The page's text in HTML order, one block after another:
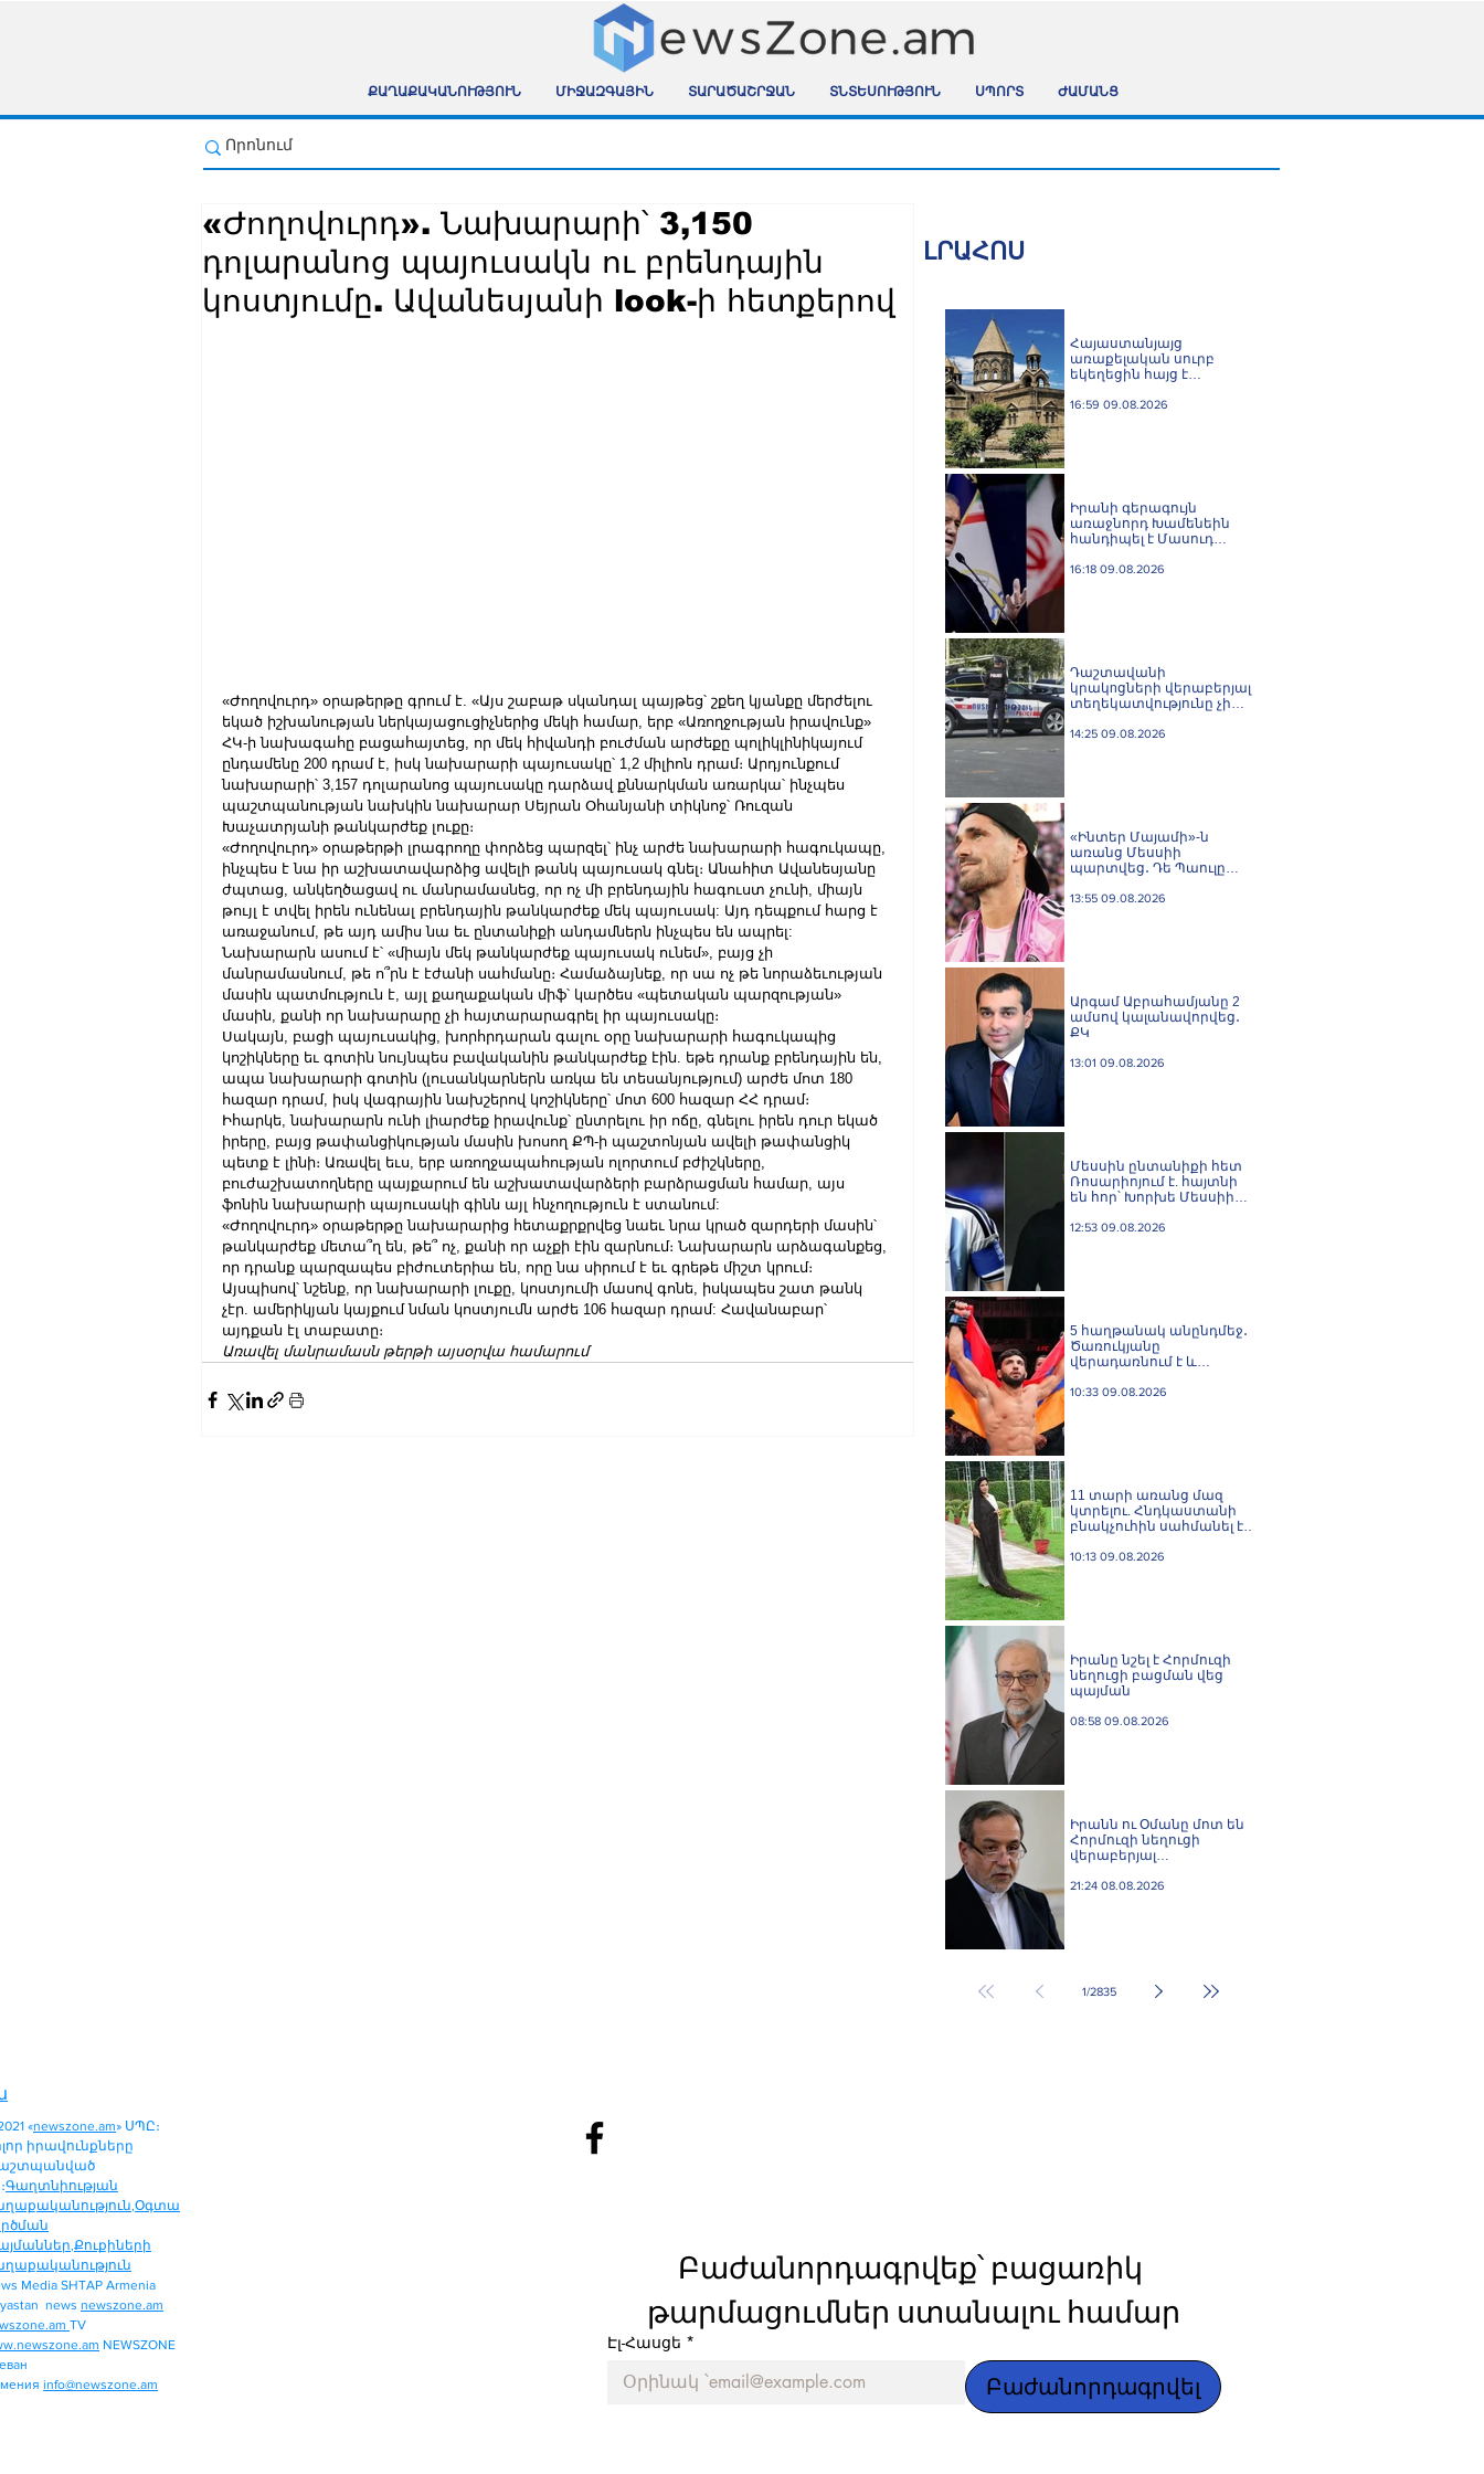
ՔԱՂԱՔԱԿԱՆՈՒԹՅՈՒՆ ՄԻՋԱԶԳԱՅԻՆ ՏԱՐԱԾԱՇՐՋԱՆ ՏՆՏԵՍՈՒԹՅՈՒՆ ՍՊՈՐՏ ԺԱՄԱՆՑ
«Ժողովուրդ». Նախարարի՝ 3,150
դոլարանոց պայուսակն ու բրենդային
կոստյումը. Ավանեսյանի look-ի հետքերով
«Ժողովուրդ» օրաթերթը գրում է. «Այս շաբաթ սկանդալ պայթեց՝ շքեղ կյանքը մերժելու
եկած իշխանության ներկայացուցիչներից մեկի համար, երբ «Առողջության իրավունք»
ՀԿ-ի նախագահը բացահայտեց, որ մեկ հիվանդի բուժման արժեքը պոլիկլինիկայում
ընդամենը 200 դրամ է, իսկ նախարարի պայուսակը՝ 1,2 միլիոն դրամ։ Արդյունքում
նախարարի՝ 3,157 դոլարանոց պայուսակը դարձավ քննարկման առարկա՝ ինչպես
պաշտպանության նախկին նախարար Սեյրան Օհանյանի տիկնոջ՝ Ռուզան
Խաչատրյանի թանկարժեք լուքը։
«Ժողովուրդ» օրաթերթի լրագրողը փորձեց պարզել՝ ինչ արժե նախարարի հագուկապը,
ինչպես է նա իր աշխատավարձից ավելի թանկ պայուսակ գնել։ Անահիտ Ավանեսյանը
ժպտաց, անկեղծացավ ու մանրամասնեց, որ ոչ մի բրենդային հագուստ չունի, միայն
թույլ է տվել իրեն ունենալ բրենդային թանկարժեք մեկ պայուսակ: Այդ դեպքում հարց է
առաջանում, թե այդ ամիս նա եւ ընտանիքի անդամներն ինչպես են ապրել:
Նախարարն ասում է՝ «միայն մեկ թանկարժեք պայուսակ ունեմ», բայց չի
մանրամասնում, թե ո՞րն է էժանի սահմանը։ Համաձայնեք, որ սա ոչ թե նորաձեւության
մասին պատմություն է, այլ քաղաքական միֆ՝ կարծես «պետական պարզության»
մասին, քանի որ նախարարը չի հայտարարագրել իր պայուսակը։
Սակայն, բացի պայուսակից, խորհրդարան գալու օրը նախարարի հագուկապից
կոշիկները եւ գոտին նույնպես բավականին թանկարժեք էին. եթե դրանք բրենդային են,
ապա նախարարի գոտին (լուսանկարներն առկա են տեսանյությում) արժե մոտ 180
հազար դրամ, իսկ վագրային նախշերով կոշիկները՝ մոտ 600 հազար ՀՀ դրամ։
Իհարկե, նախարարն ունի լիարժեք իրավունք՝ ընտրելու իր ոճը, գնելու իրեն դուր եկած
իրերը, բայց թափանցիկության մասին խոսող ՔՊ-ի պաշտոնյան ավելի թափանցիկ
պետք է լինի։ Առավել եւս, երբ առողջապահության ոլորտում բժիշկները,
բուժաշխատողները պայքարում են աշխատավարձերի բարձրացման համար, այս
ֆոնին նախարարի պայուսակի գինն այլ հնչողություն է ստանում:
«Ժողովուրդ» օրաթերթը նախարարից հետաքրքրվեց նաեւ նրա կրած զարդերի մասին՝
թանկարժեք մետա՞ղ են, թե՞ ոչ, քանի որ աչքի էին զարնում։ Նախարարն արձագանքեց,
որ դրանք պարզապես բիժուտերիա են, որը նա սիրում է եւ գրեթե միշտ կրում։
Այսպիսով՝ նշենք, որ նախարարի լուքը, կոստյումի մասով գոնե, իսկապես շատ թանկ
չէր. ամերիկյան կայքում նման կոստյումն արժե 106 հազար դրամ: Հավանաբար՝
այդքան էլ տաբատը։
Առավել մանրամասն թերթի այսօրվա համարում
ԼՐԱՀՈՍ
Հայաստանյայց
առաքելական սուրբ
եկեղեցին հայց է
Պետական եկամուտների
16:59 09.08.2026
Իրանի գերագույն
առաջնորդ Խամենեին
հանդիպել է Մասուդ
16:18 09.08.2026
Դաշտավանի
կրակnցների վերաբերյալ
տեղեկատվությունը չի
իրականությանը,
14:25 09.08.2026
«Ինտեր Մայամի»-ն
առանց Մեսսիի
պարտվեց․ Դե Պաուլը
արգենտինացուն
13:55 09.08.2026
Արգամ Աբրահամյանը 2
ամսով կալանավորվեց․
ՔԿ
13:01 09.08.2026
Մեսսին ընտանիքի հետ
Ռոսարիոյում է. հայտնի
են հոր՝ Խորխե Մեսսիի
մանրամասները
12:53 09.08.2026
5 հաղթանակ անընդմեջ․
Ծառուկյանը
վերադառնում է և
UFC 331-ում
10:33 09.08.2026
11 տարի առանց մազ
կտրելու. Հնդկաստանի
բնակչուհին սահմանել է
համաշխարհային ռեկորդ
10:13 09.08.2026
Իրանը նշել է Հորմուզի
նեղուցի բացման վեց
պայման
08:58 09.08.2026
Իրանն ու Օմանը մոտ են
Հորմուզի նեղուցի
վերաբերյալ
հասնելուն. Արաղչի
21:24 08.08.2026
1/2835
«newszone.am» ՍՊԸ։
իրավունքները
Գաղտնիության
,Օգտա
,Քուքիների
Media SHTAP Armenia
news newszone.am
TV
NEWSZONE
info@newszone.am
Բաժանորդագրվեք՝ բացառիկ
թարմացումներ ստանալու համար
Էլ-Հասցե *
Բաժանորդագրվել